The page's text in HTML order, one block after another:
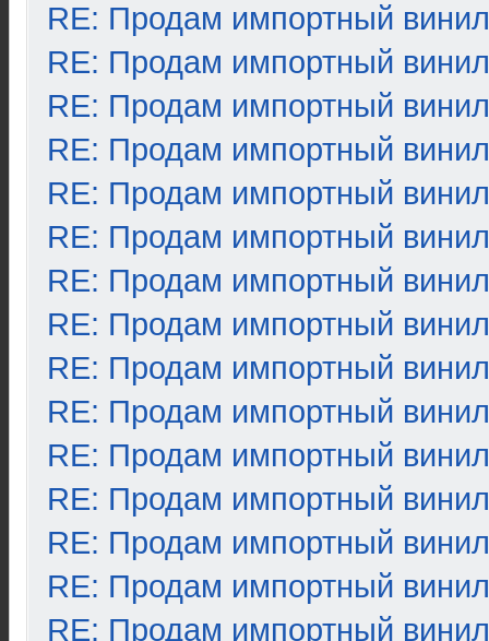
RE: Продам импортный винил
RE: Продам импортный винил
RE: Продам импортный винил
RE: Продам импортный винил
RE: Продам импортный винил
RE: Продам импортный винил
RE: Продам импортный винил
RE: Продам импортный винил
RE: Продам импортный винил
RE: Продам импортный винил
RE: Продам импортный винил
RE: Продам импортный винил
RE: Продам импортный винил
RE: Продам импортный винил
RE: Продам импортный винил